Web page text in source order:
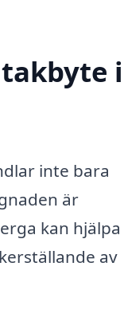
i
inte bara
är
kan hjälpa
av